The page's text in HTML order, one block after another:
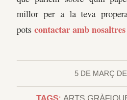
millor per a la teva
pots contactar amb nosaltres
5 DE MARÇ